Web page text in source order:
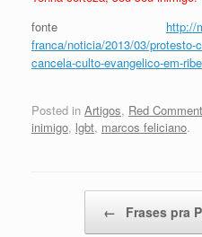
fonte http://
franca/noticia/2013/03/protesto-
cancela-culto-evangelico-em-
Posted in Artigos, Red
inimigo, lgbt, marcos feliciano.
← Frases pra